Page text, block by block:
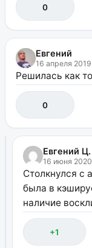
0
Евгений
16 апреля
Решилась как
0
Евгений Ц.
16 июня
Столкнулся с
была в
наличие
+1